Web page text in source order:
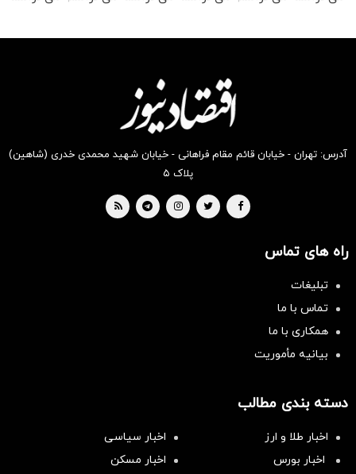
بخر !
بخر !
آدرس: تهران - خیابان قائم مقام فراهانی - خیابان شهید محمدی خدری (شاهین)
پلاک ۵
راه های تماس
تبلیغات
تماس با ما
همکاری با ما
بیانیه مأموریت
دسته بندی مطالب
اخبار طلا و ارز
اخبار سیاسی
اخبار بورس
اخبار مسکن